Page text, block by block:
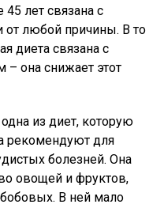
лет связана с
любой причины. В то
диета связана с
она снижает этот
из диет, которую
рекомендуют для
болезней. Она
овощей и фруктов,
В ней мало